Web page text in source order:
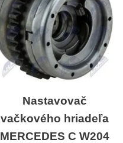
Nastavovač
vačkového hriadeľa
MERCEDES C W204